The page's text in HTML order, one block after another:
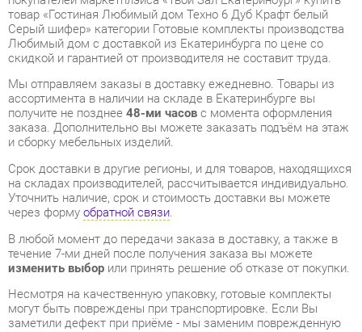
Мы отправляем заказы в доставку ежедневно. Товары из
ассортимента в наличии на складе в Екатеринбурге вы
получите не позднее48-ми часовс момента оформления
заказа. Дополнительно вы можете заказать подъём на этаж
и сборку мебельных изделий.
Срок доставки в другие регионы, и для товаров, находящихся
на складах производителей, рассчитывается индивидуально.
Уточнить наличие, срок и стоимость доставки вы можете
через формуобратной связи.
В любой момент до передачи заказа в доставку, а также в
течение 7-ми дней после получения заказа вы можете
изменить выборили принять решение об отказе от покупки.
Несмотря на качественную упаковку, готовые комплекты
могут быть повреждены при транспортировке. Если Вы
заметили дефект при приёме - мы заменим поврежденную
деталь.Повторная доставкатовара -бесплатна.
На всю мебель категории Готовые комплекты
распространяетсягарантия 1 год, а на некоторые модели – 2
года с момента приобретения.